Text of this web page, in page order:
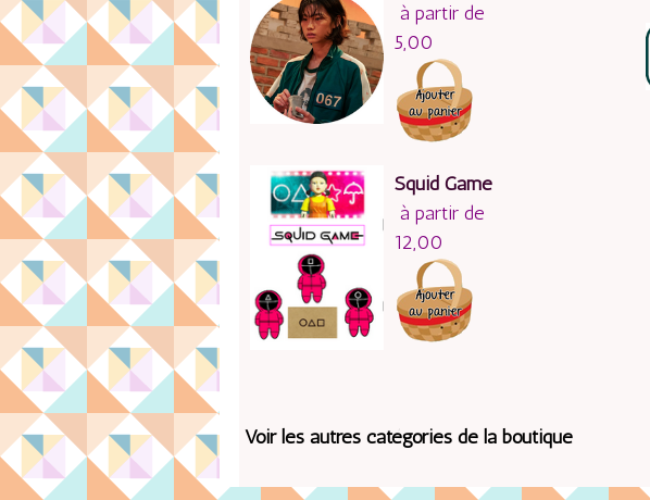
à partir de
5,00
Squid Game
à partir de
12,00
Voir les autres catégories de la boutique